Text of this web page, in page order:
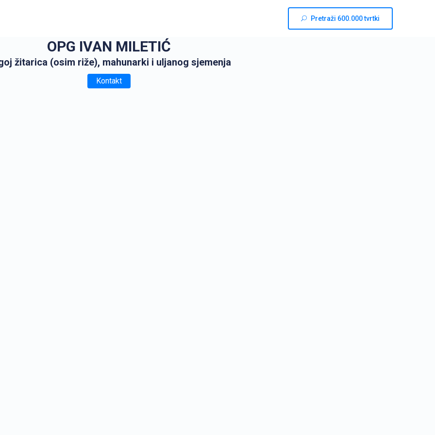
Pretraži 600.000 tvrtki
OPG IVAN MILETIĆ
žitarica (osim riže), mahunarki i uljanog sjemenja
Kontakt